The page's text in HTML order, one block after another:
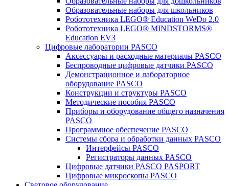
Образовательные наборы для школьников
Робототехника LEGO® Education WeDo 2.0
Робототехника LEGO® MINDSTORMS®
Education EV3
Цифровые лаборатории PASCO
Аксессуары и расходные материалы PASCO
Беспроводные цифровые датчики PASCO
Демонстрационное и лабораторное
оборудование PASCO
Конструкции и структуры PASCO
Методические пособия PASCO
Приборы и оборудование общего назначения
PASCO
Программное обеспечение PASCO
Системы сбора и обработки данных PASCO
Интерфейсы PASCO
Регистраторы данных PASCO
Цифровые датчики PASCO PASPORT
Цифровые микроскопы PASCO